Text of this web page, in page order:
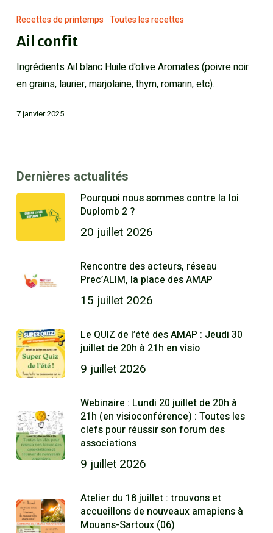
Recettes de printemps Toutes les recettes
Ail confit
Ingrédients Ail blanc Huile d'olive Aromates (poivre noir
en grains, laurier, marjolaine, thym, romarin, etc)…
7 janvier 2025
Dernières actualités
Pourquoi nous sommes contre la loi
Duplomb 2 ?
20 juillet 2026
Rencontre des acteurs, réseau
Prec’ALIM, la place des AMAP
15 juillet 2026
Le QUIZ de l’été des AMAP : Jeudi 30
juillet de 20h à 21h en visio
9 juillet 2026
Webinaire : Lundi 20 juillet de 20h à
21h (en visioconférence) : Toutes les
clefs pour réussir son forum des
associations
9 juillet 2026
Atelier du 18 juillet : trouvons et
accueillons de nouveaux amapiens à
Mouans-Sartoux (06)